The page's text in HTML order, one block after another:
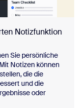
Notizfunktion
Sie persönliche
Notizen können
die die
und die
oder